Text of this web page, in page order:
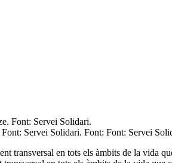
Servei Solidari. Font: Font: Servei